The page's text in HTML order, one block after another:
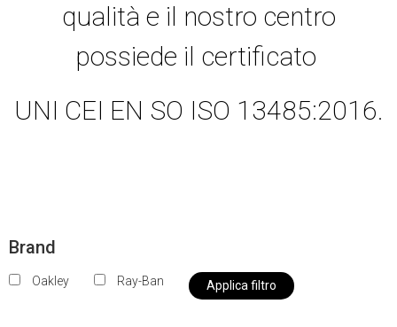
qualità e il nostro centro
possiede il certificato
UNI CEI EN SO ISO 13485:2016.
Brand
Oakley Ray-Ban Applica filtro